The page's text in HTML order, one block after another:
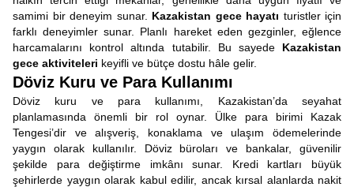
samimi bir deneyim sunar. Kazakistan gece hayatı turistler için
farklı deneyimler sunar. Planlı hareket eden gezginler, eğlence
harcamalarını kontrol altında tutabilir. Bu sayede Kazakistan
gece aktiviteleri keyifli ve bütçe dostu hâle gelir.
Döviz Kuru ve Para Kullanımı
Döviz kuru ve para kullanımı, Kazakistan’da seyahat
planlamasında önemli bir rol oynar. Ülke para birimi Kazak
Tengesi’dir ve alışveriş, konaklama ve ulaşım ödemelerinde
yaygın olarak kullanılır. Döviz büroları ve bankalar, güvenilir
şekilde para değiştirme imkânı sunar. Kredi kartları büyük
şehirlerde yaygın olarak kabul edilir, ancak kırsal alanlarda nakit